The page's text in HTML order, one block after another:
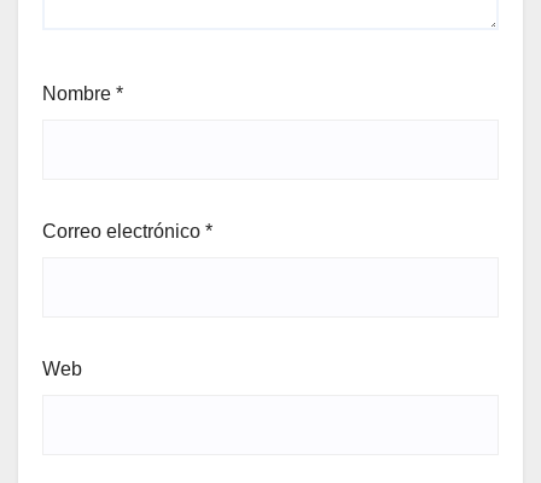
Nombre *
Correo electrónico *
Web